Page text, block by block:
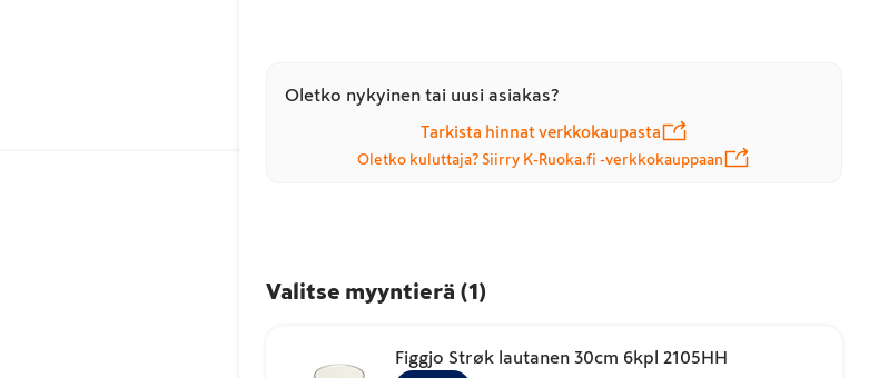
Oletko nykyinen tai uusi asiakas?
Tarkista hinnat verkkokaupasta
Oletko kuluttaja? Siirry K-Ruoka.fi -verkkokauppaan
Valitse myyntierä (1 )
Figgjo Strøk lautanen 30cm 6kpl 2105HH